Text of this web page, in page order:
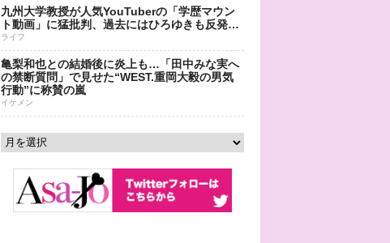
九州大学教授が人気YouTuberの「学歴マウン
ト動画」に猛批判、過去にはひろゆきも反発…
ライフ
亀梨和也との結婚後に炎上も…「田中みな実へ
の禁断質問」で見せた“WEST.重岡大毅の男気
行動”に称賛の嵐
イケメン